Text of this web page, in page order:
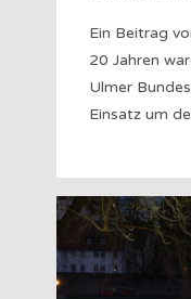
Ein
20 Jahren
Ulmer
Einsatz um